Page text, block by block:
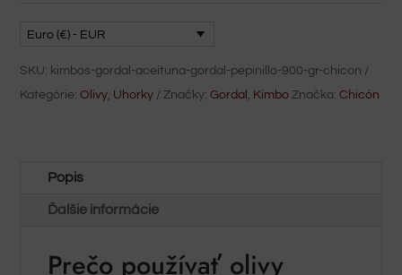
gordal
množstvo
Euro (€) - EUR
SKU: kimbos-gordal-aceituna-gordal-pepinillo-900-gr-chicon
Kategórie:Olivy, Uhorky Značky:Gordal , Kimbo Značka:Chicón
Popis
Ďalšie informácie
Prečo používať olivy